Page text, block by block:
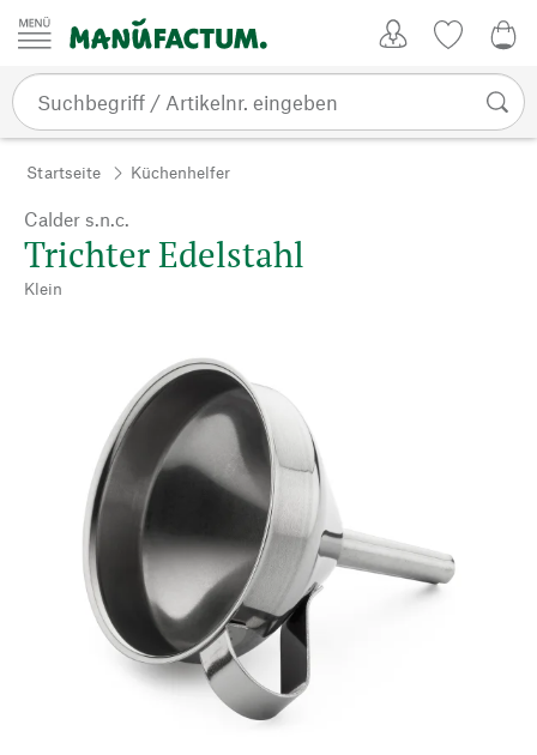
Zum Inhalt springen
Startseite Küchenhelfer
Calder s.n.c.
Trichter Edelstahl
Klein